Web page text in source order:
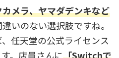
メラ、ヤマダデンキなど
いのない選択肢ですね。
任天堂の公式ライセンス
。店員さんに「Switchで